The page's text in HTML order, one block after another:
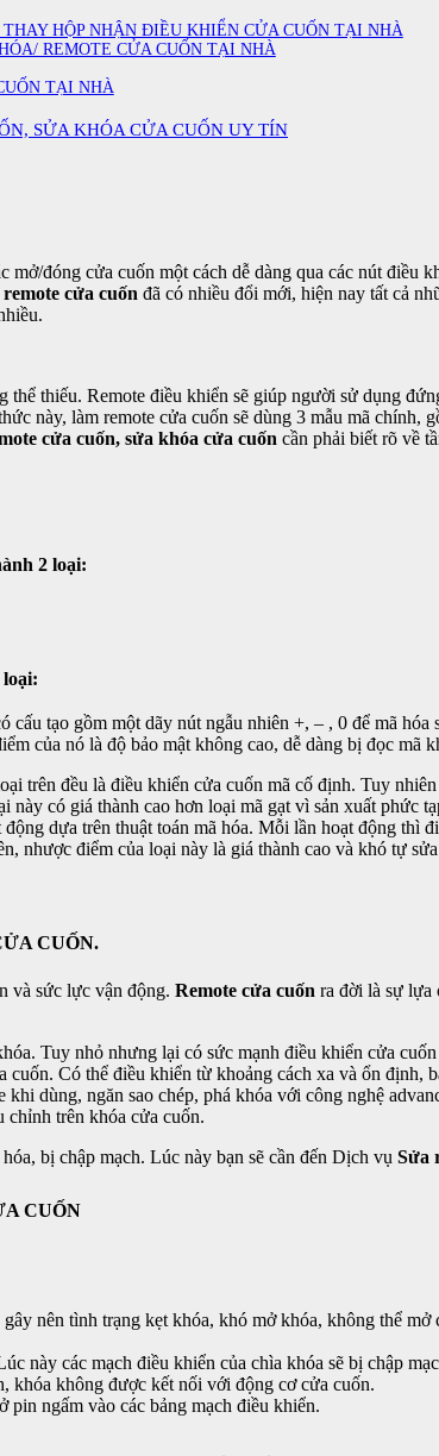
HỘP NHẬN ĐIỀU KHIỂN CỬA CUỐN TẠI NHÀ
REMOTE CỬA CUỐN TẠI NHÀ
TẠI NHÀ
SỬA KHÓA CỬA CUỐN UY TÍN
đóng cửa cuốn một cách dễ dàng qua các nút điều
remote cửa cuốn đã có nhiều đổi mới, hiện nay tất cả
thiếu. Remote điều khiển sẽ giúp người sử dụng
này, làm remote cửa cuốn sẽ dùng 3 mẫu mã
cửa cuốn, sửa khóa cửa cuốn cần phải biết rõ về
2 loại:
cấu tạo gồm một dãy nút ngẫu nhiên +, – , 0 để mã
của nó là độ bảo mật không cao, dễ dàng bị đọc mã
trên đều là điều khiển cửa cuốn mã cố định. Tuy
có giá thành cao hơn loại mã gạt vì sản xuất phức
dựa trên thuật toán mã hóa. Mỗi lần hoạt động thì
nhược điểm của loại này là giá thành cao và khó tự
CUỐN.
và sức lực vận động. Remote cửa cuốn ra đời là sự lựa
Tuy nhỏ nhưng lại có sức mạnh điều khiển cửa
Có thể điều khiển từ khoảng cách xa và ổn định,
dùng, ngăn sao chép, phá khóa với công nghệ
chỉnh trên khóa cửa cuốn.
bị chập mạch. Lúc này bạn sẽ cần đến Dịch vụ Sửa
CUỐN
nên tình trạng kẹt khóa, khó mở khóa, không thể mở
này các mạch điều khiển của chìa khóa sẽ bị chập
khóa không được kết nối với động cơ cửa cuốn.
pin ngấm vào các bảng mạch điều khiển.